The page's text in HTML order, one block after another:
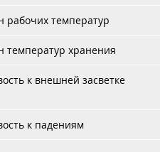
рабочих температур
температур хранения
к внешней засветке
к падениям